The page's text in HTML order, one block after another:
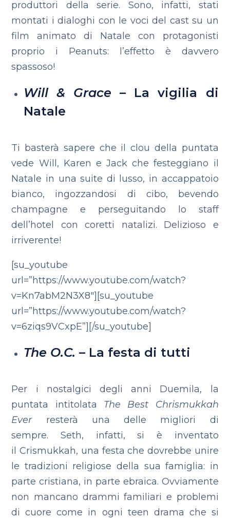
produttori della serie. Sono, infatti, stati
montati i dialoghi con le voci del cast su un
film animato di Natale con protagonisti
proprio i Peanuts: l’effetto è davvero
spassoso!
Will & Grace – La vigilia di
Natale
Ti basterà sapere che il clou della puntata
vede Will, Karen e Jack che festeggiano il
Natale in una suite di lusso, in accappatoio
bianco, ingozzandosi di cibo, bevendo
champagne e perseguitando lo staff
dell’hotel con coretti natalizi. Delizioso e
irriverente!
[su_youtube
url=”https://www.youtube.com/watch?
v=Kn7abM2N3X8″][su_youtube
url=”https://www.youtube.com/watch?
v=6ziqs9VCxpE”][/su_youtube]
The O.C. – La festa di tutti
Per i nostalgici degli anni Duemila, la
puntata intitolata The Best Chrismukkah
Ever resterà una delle migliori di
sempre. Seth, infatti, si è inventato
il Crismukkah, una festa che dovrebbe unire
le tradizioni religiose della sua famiglia: in
parte cristiana, in parte ebraica. Ovviamente
non mancano drammi familiari e problemi
di cuore come in ogni teen drama che si